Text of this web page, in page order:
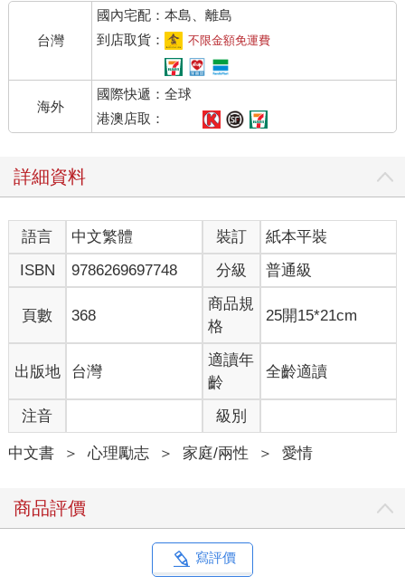
台灣
國內宅配：本島、離島
到店取貨：
不限金額免運費
海外
國際快遞：全球
港澳店取：
詳細資料
語言 中文繁體 裝訂
紙本平裝
ISBN
9786269697748 分級 普通級
頁數 368
商品規
格
25開15*21cm
出版地 台灣
適讀年
齡
全齡適讀
注音 級別
中文書 ＞ 心理勵志 ＞ 家庭/兩性 ＞ 愛情
商品評價
寫評價